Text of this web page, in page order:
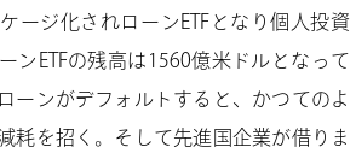
ージ化されローンETFとなり個人投資
ンETFの残高は1560億米ドルとなって
ーンがデフォルトすると、かつてのよ
耗を招く。そして先進国企業が借りま